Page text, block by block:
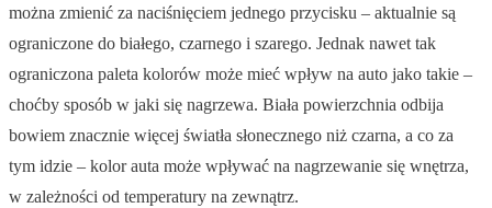
można zmienić za naciśnięciem jednego przycisku – aktualnie są
ograniczone do białego, czarnego i szarego. Jednak nawet tak
ograniczona paleta kolorów może mieć wpływ na auto jako takie –
choćby sposób w jaki się nagrzewa. Biała powierzchnia odbija
bowiem znacznie więcej światła słonecznego niż czarna, a co za
tym idzie – kolor auta może wpływać na nagrzewanie się wnętrza,
w zależności od temperatury na zewnątrz.